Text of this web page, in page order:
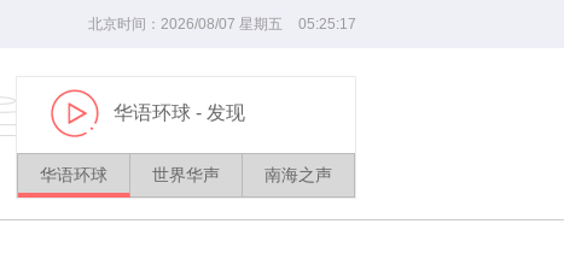
北京时间： 2026/08/07 星期五 05:25:18
播
放
华语环球 - 发现
华语环球 世界华声 南海之声